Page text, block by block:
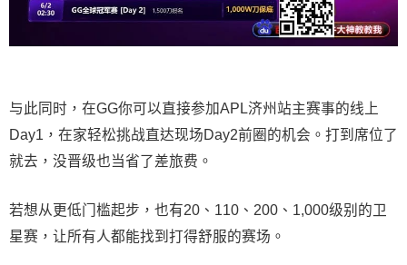
与此同时，在GG你可以直接参加APL济州站主赛事的线上
Day1，在家轻松挑战直达现场Day2前圈的机会。打到席位了
就去，没晋级也当省了差旅费。
若想从更低门槛起步，也有20、110、200、1,000级别的卫
星赛，让所有人都能找到打得舒服的赛场。